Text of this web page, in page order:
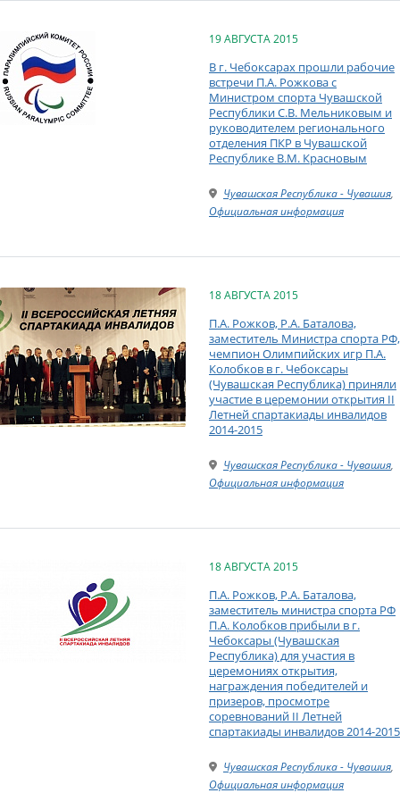
19 АВГУСТА 2015
В г. Чебоксарах прошли рабочие
встречи П.А. Рожкова с
Министром спорта Чувашской
Республики С.В. Мельниковым и
руководителем регионального
отделения ПКР в Чувашской
Республике В.М. Красновым
Чувашская Республика - Чувашия,
Официальная информация
18 АВГУСТА 2015
П.А. Рожков, Р.А. Баталова,
заместитель Министра спорта РФ,
чемпион Олимпийских игр П.А.
Колобков в г. Чебоксары
(Чувашская Республика) приняли
участие в церемонии открытия II
Летней спартакиады инвалидов
2014-2015
Чувашская Республика - Чувашия,
Официальная информация
18 АВГУСТА 2015
П.А. Рожков, Р.А. Баталова,
заместитель министра спорта РФ
П.А. Колобков прибыли в г.
Чебоксары (Чувашская
Республика) для участия в
церемониях открытия,
награждения победителей и
призеров, просмотре
соревнований II Летней
спартакиады инвалидов 2014-2015
Чувашская Республика - Чувашия,
Официальная информация